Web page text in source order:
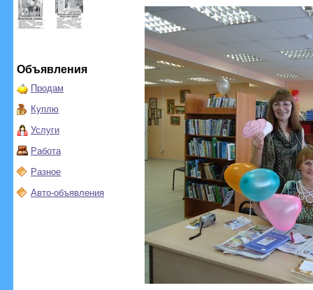
Объявления
Продам
Куплю
Услуги
Работа
Разное
Авто-объявления